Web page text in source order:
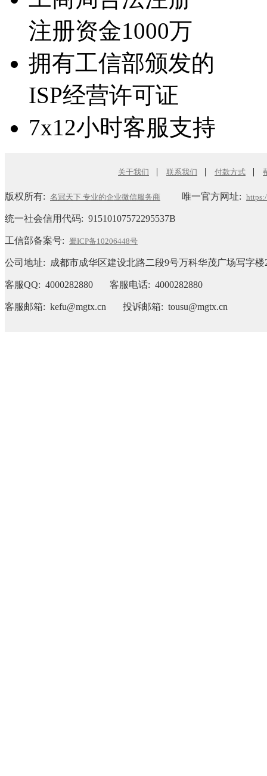
注册资金1000万
拥有工信部颁发的
ISP经营许可证
7x12小时客服支持
关于我们 | 联系我们 | 付款方式 |
版权所有: 名冠天下 专业的企业微信服务商 唯一官方网址:
统一社会信用代码: 91510107572295537B
工信部备案号: 蜀ICP备10206448号
公司地址: 成都市成华区建设北路二段9号万科华茂广场写字楼
客服QQ: 4000282880 客服电话: 4000282880
客服邮箱: kefu@mgtx.cn 投诉邮箱: tousu@mgtx.cn